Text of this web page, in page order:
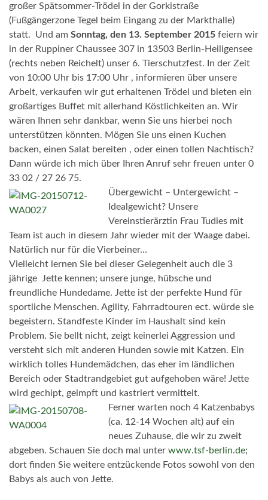
großer Spätsommer-Trödel in der Gorkistraße
(Fußgängerzone Tegel beim Eingang zu der Markthalle)
statt. Und am Sonntag, den 13. September 2015 feiern wir
in der Ruppiner Chaussee 307 in 13503 Berlin-Heiligensee
(rechts neben Reichelt) unser 6. Tierschutzfest. In der Zeit
von 10:00 Uhr bis 17:00 Uhr , informieren über unsere
Arbeit, verkaufen wir gut erhaltenen Trödel und bieten ein
großartiges Buffet mit allerhand Köstlichkeiten an. Wir
wären Ihnen sehr dankbar, wenn Sie uns hierbei noch
unterstützen könnten. Mögen Sie uns einen Kuchen
backen, einen Salat bereiten , oder einen tollen Nachtisch?
Dann würde ich mich über Ihren Anruf sehr freuen unter 0
33 02 / 27 26 75.
Übergewicht – Untergewicht –
Idealgewicht? Unsere
Vereinstierärztin Frau Tudies mit
Team ist auch in diesem Jahr wieder mit der Waage dabei.
Natürlich nur für die Vierbeiner…
Vielleicht lernen Sie bei dieser Gelegenheit auch die 3
jährige Jette kennen; unsere junge, hübsche und
freundliche Hundedame. Jette ist der perfekte Hund für
sportliche Menschen. Agility, Fahrradtouren ect. würde sie
begeistern. Standfeste Kinder im Haushalt sind kein
Problem. Sie bellt nicht, zeigt keinerlei Aggression und
versteht sich mit anderen Hunden sowie mit Katzen. Ein
wirklich tolles Hundemädchen, das eher im ländlichen
Bereich oder Stadtrandgebiet gut aufgehoben wäre! Jette
wird gechipt, geimpft und kastriert vermittelt.
Ferner warten noch 4 Katzenbabys
(ca. 12-14 Wochen alt) auf ein
neues Zuhause, die wir zu zweit
abgeben. Schauen Sie doch mal unter www.tsf-berlin.de;
dort finden Sie weitere entzückende Fotos sowohl von den
Babys als auch von Jette.